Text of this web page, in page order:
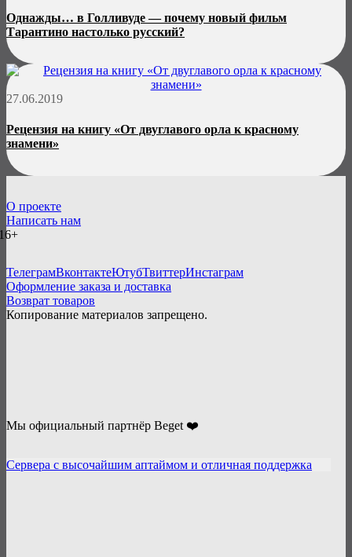
Однажды… в Голливуде — почему новый фильм
Тарантино настолько русский?
27.06.2019
Рецензия на книгу «От двуглавого орла к красному
знамени»
О проекте
Написать нам
ТелеграмВконтактеЮтубТвиттерИнстаграм
Оформление заказа и доставка
Возврат товаров
Копирование материалов запрещено.
Мы официальный партнёр Beget ❤️
Сервера с высочайшим аптаймом и отличная поддержка